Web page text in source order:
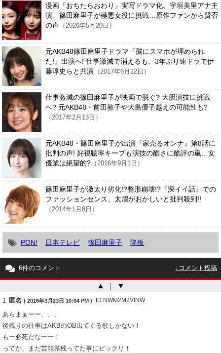
漫画『おちたらおわり』実写ドラマ化。宇垣美里アナ主
演、篠田麻里子が極悪女役に挑戦…原作ファンから賛否
の声 （2026年5月20日）
元AKB48篠田麻里子ドラマ『脳にスマホが埋められ
た!』出演へ! 仕事激減で消えるも、3年ぶり連ドラで伊
藤淳史らと共演 （2017年6月12日）
仕事激減の篠田麻里子が映画で脱ぐ? 大胆演技に挑戦
へ? 元AKB48・前田敦子や大島優子越えの可能性も?
（2017年2月13日）
元AKB48・篠田麻里子が出演『家売るオンナ』第8話に
批判の声! 好視聴率キープも演技の酷さに酷評の嵐…女
優業は絶望的? （2016年9月1日）
篠田麻里子が激太り劣化!?整形崩壊!?『深イイ話』での
ファッションセンス、太眉がおかしいと批判殺到!!
（2014年1月8日）
PON! 日本テレビ 篠田麻里子 降板
6件のコメント ↓コメント投稿
▲ ｜ ▼
1 匿名 ( 2016年3月23日 10:04 PM ) ID:NWM2M2VlNW
あらまぁーー、、、
後残りの仕事はAKBのOB出てくる歌しかない！
もー必死だなーー！
ってか、まだ芸能界残ってた事にビックリ！